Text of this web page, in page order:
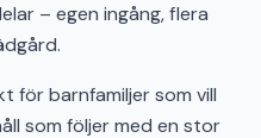
– egen ingång, flera
för barnfamiljer som vill
som följer med en stor